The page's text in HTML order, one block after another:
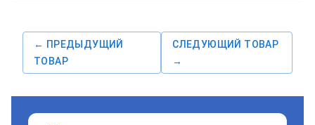
← ПРЕДЫДУЩИЙ
ТОВАР
СЛЕДУЮЩИЙ ТОВАР
→